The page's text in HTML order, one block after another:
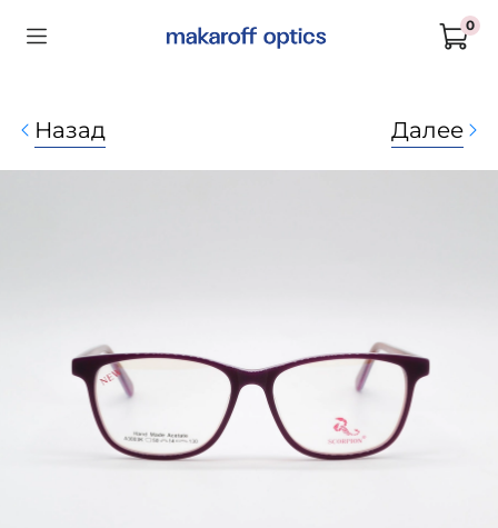
0
Назад Далее